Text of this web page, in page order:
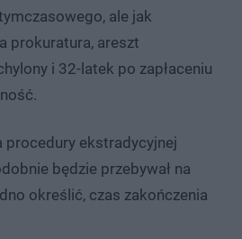
ale jak
prokuratura, areszt
i 32-latek po zapłaceniu
procedury ekstradycyjnej
będzie przebywał na
określić, czas zakończenia